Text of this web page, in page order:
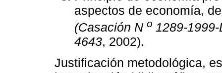
aspectos de economía,
(Casación N o 1289-
4643, 2002).
Justificación metodológica,